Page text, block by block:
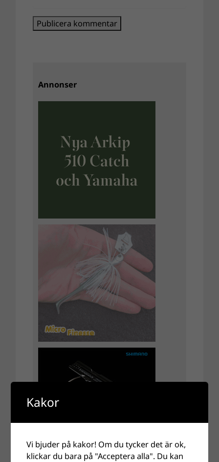
Annonser
Kakor
Vi bjuder på kakor! Om du tycker det är ok,
klickar du bara på "Acceptera alla". Du kan